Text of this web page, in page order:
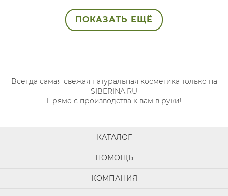
ПОКАЗАТЬ ЕЩЁ
Всегда самая свежая натуральная косметика только на
SIBERINA.RU
Прямо с производства к вам в руки!
КАТАЛОГ
ПОМОЩЬ
КОМПАНИЯ